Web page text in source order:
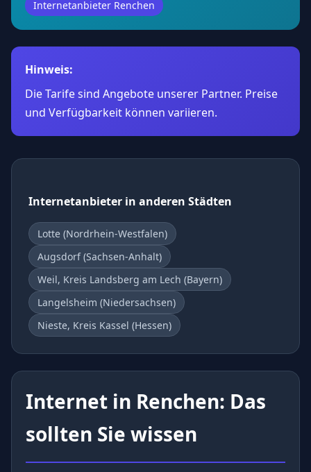
Internetanbieter Renchen
Hinweis:
Die Tarife sind Angebote unserer Partner. Preise
und Verfügbarkeit können variieren.
Internetanbieter in anderen Städten
Lotte (Nordrhein-Westfalen)
Augsdorf (Sachsen-Anhalt)
Weil, Kreis Landsberg am Lech (Bayern)
Langelsheim (Niedersachsen)
Nieste, Kreis Kassel (Hessen)
Internet in Renchen: Das
sollten Sie wissen